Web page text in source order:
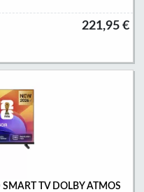
221,95 €
TV DOLBY ATMOS